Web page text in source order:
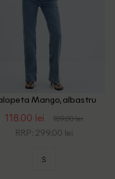
Mango, albastru
118.00 lei 189.00 lei
RRP: 299.00 lei
S